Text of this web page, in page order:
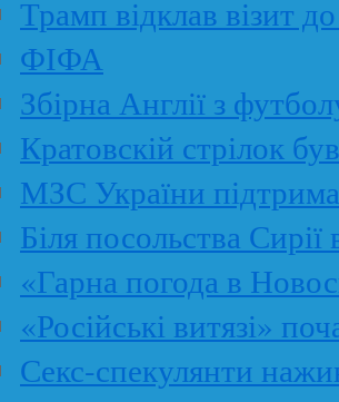
Трамп відклав візит
ФІФА
Збірна Англії з
Кратовскій стрілок
МЗС України
Біля посольства
«Гарна погода в
«Російські витязі»
Секс-спекулянти